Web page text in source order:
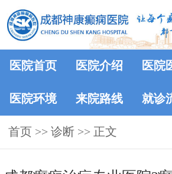
医院首页 医院介绍 医院
医院环境 来院路线 就诊
首页 >> 诊断 >> 正文